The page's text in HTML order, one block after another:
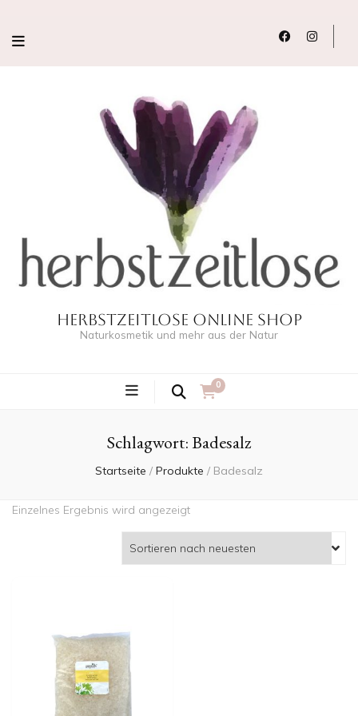
Herbstzeitlose Online Shop
Naturkosmetik und mehr aus der Natur
0
Schlagwort:Badesalz
Startseite / Produkte / Badesalz
Einzelnes Ergebnis wird angezeigt